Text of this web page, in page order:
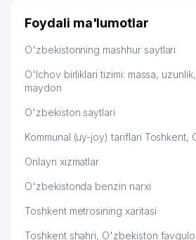
Foydali ma'lumotlar
O'zbekistonning mashhur saytlari
O'lchov birliklari tizimi: massa,
maydon
O'zbekiston saytlari
Kommunal (uy-joy) tariflari Toshkent,
Onlayn xizmatlar
O'zbekistonda benzin narxi
Toshkent metrosining xaritasi
Toshkent shahri, O'zbekiston